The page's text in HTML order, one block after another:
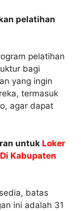
pelatihan
pelatihan
bagi
yang ingin
termasuk
agar dapat
untuk Loker
Kabupaten
batas
ini adalah 31